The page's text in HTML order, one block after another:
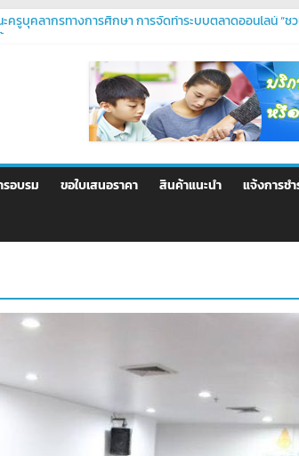
รูบุคลากรทางการศึกษา การจัดทำระบบตลาดออนไลน์ “ชว
ปรแกรม PHP ระดับมืออาชีพ – ตอบโจทย์ทุกความต้องการข
แกรมระดับมืออาชีพ
ตัวตนผ่านแอป Thaid
อบรม ขอใบเสนอราคา สินค้าแนะนำ แจ้งการชำ